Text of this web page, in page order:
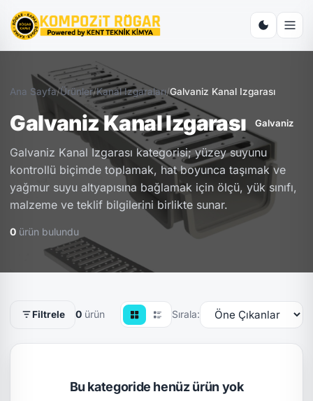
Ana Sayfa/Ürünler/Kanal Izgaraları/Galvaniz Kanal Izgarası
Galvaniz Kanal Izgarası Galvaniz
Galvaniz Kanal Izgarası kategorisi; yüzey suyunu
kontrollü biçimde toplamak, hat boyunca taşımak ve
yağmur suyu altyapısına bağlamak için ölçü, yük sınıfı,
malzeme ve teklif bilgilerini birlikte sunar.
0 ürün bulundu
Filtrele 0 ürün Sırala:
Bu kategoride henüz ürün yok